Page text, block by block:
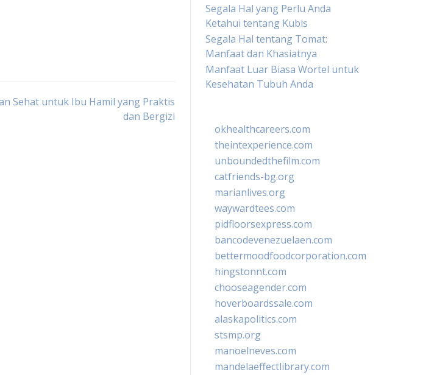
Sehat untuk Ibu Hamil yang Praktis
dan Bergizi
Segala Hal yang Perlu Anda
Ketahui tentang Kubis
Segala Hal tentang Tomat:
Manfaat dan Khasiatnya
Manfaat Luar Biasa Wortel untuk
Kesehatan Tubuh Anda
okhealthcareers.com
theintexperience.com
unboundedthefilm.com
catfriends-bg.org
marianlives.org
waywardtees.com
pidfloorsexpress.com
bancodevenezuelaen.com
bettermoodfoodcorporation.com
hingstonnt.com
chooseagender.com
hoverboardssale.com
alaskapolitics.com
stsmp.org
manoelneves.com
mandelaeffectlibrary.com